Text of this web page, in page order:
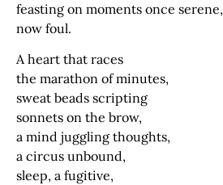
feasting on moments once serene,
now foul.
A heart that races
the marathon of minutes,
sweat beads scripting
sonnets on the brow,
a mind juggling thoughts,
a circus unbound,
sleep, a fugitive,